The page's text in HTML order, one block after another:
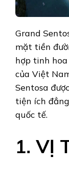
Grand
mặt tiền
hợp tinh
của Việt
Sentosa
tiện ích
quốc tế.
1. VỊ